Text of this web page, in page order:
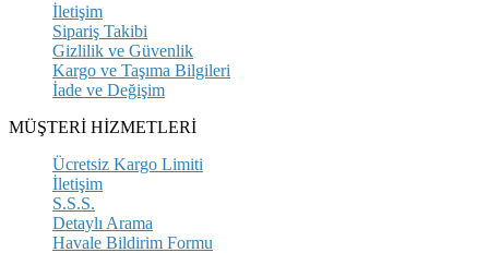
İletişim
Sipariş Takibi
Gizlilik ve Güvenlik
Kargo ve Taşıma Bilgileri
İade ve Değişim
MÜŞTERİ HİZMETLERİ
Ücretsiz Kargo Limiti
İletişim
S.S.S.
Detaylı Arama
Havale Bildirim Formu